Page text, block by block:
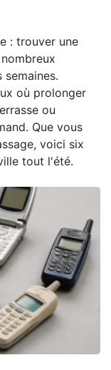
: trouver une
où prolonger
ou
Que vous
voici six
tout l'été.